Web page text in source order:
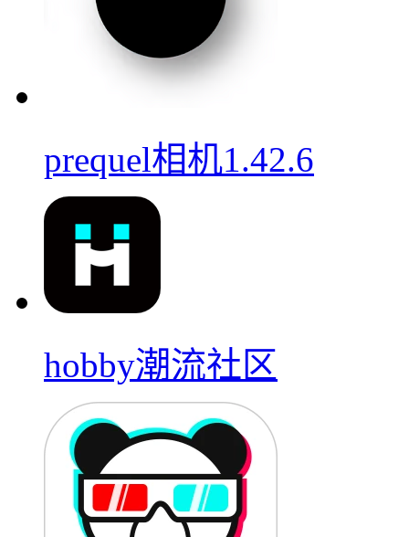
prequel相机1.42.6
hobby潮流社区